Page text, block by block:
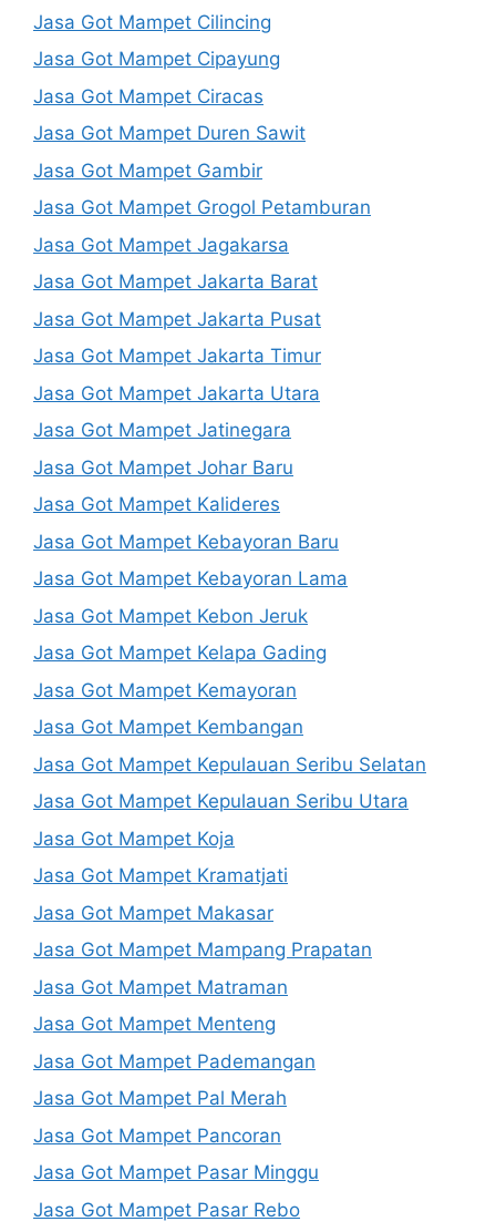
Jasa Got Mampet Cilincing
Jasa Got Mampet Cipayung
Jasa Got Mampet Ciracas
Jasa Got Mampet Duren Sawit
Jasa Got Mampet Gambir
Jasa Got Mampet Grogol Petamburan
Jasa Got Mampet Jagakarsa
Jasa Got Mampet Jakarta Barat
Jasa Got Mampet Jakarta Pusat
Jasa Got Mampet Jakarta Timur
Jasa Got Mampet Jakarta Utara
Jasa Got Mampet Jatinegara
Jasa Got Mampet Johar Baru
Jasa Got Mampet Kalideres
Jasa Got Mampet Kebayoran Baru
Jasa Got Mampet Kebayoran Lama
Jasa Got Mampet Kebon Jeruk
Jasa Got Mampet Kelapa Gading
Jasa Got Mampet Kemayoran
Jasa Got Mampet Kembangan
Jasa Got Mampet Kepulauan Seribu Selatan
Jasa Got Mampet Kepulauan Seribu Utara
Jasa Got Mampet Koja
Jasa Got Mampet Kramatjati
Jasa Got Mampet Makasar
Jasa Got Mampet Mampang Prapatan
Jasa Got Mampet Matraman
Jasa Got Mampet Menteng
Jasa Got Mampet Pademangan
Jasa Got Mampet Pal Merah
Jasa Got Mampet Pancoran
Jasa Got Mampet Pasar Minggu
Jasa Got Mampet Pasar Rebo